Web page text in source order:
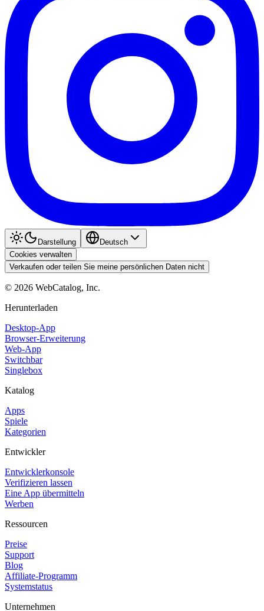
Darstellung
Deutsch
Cookies verwalten
Verkaufen oder teilen Sie meine persönlichen Daten nicht
© 2026 WebCatalog, Inc.
Herunterladen
Desktop-App
Browser-Erweiterung
Web-App
Switchbar
Singlebox
Katalog
Apps
Spiele
Kategorien
Entwickler
Entwicklerkonsole
Verifizieren lassen
Eine App übermitteln
Werben
Ressourcen
Preise
Support
Blog
Affiliate-Programm
Systemstatus
Unternehmen